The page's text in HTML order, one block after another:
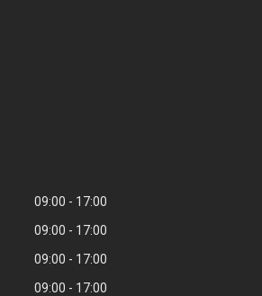
09:00
17:00
09:00
17:00
09:00
17:00
09:00
17:00